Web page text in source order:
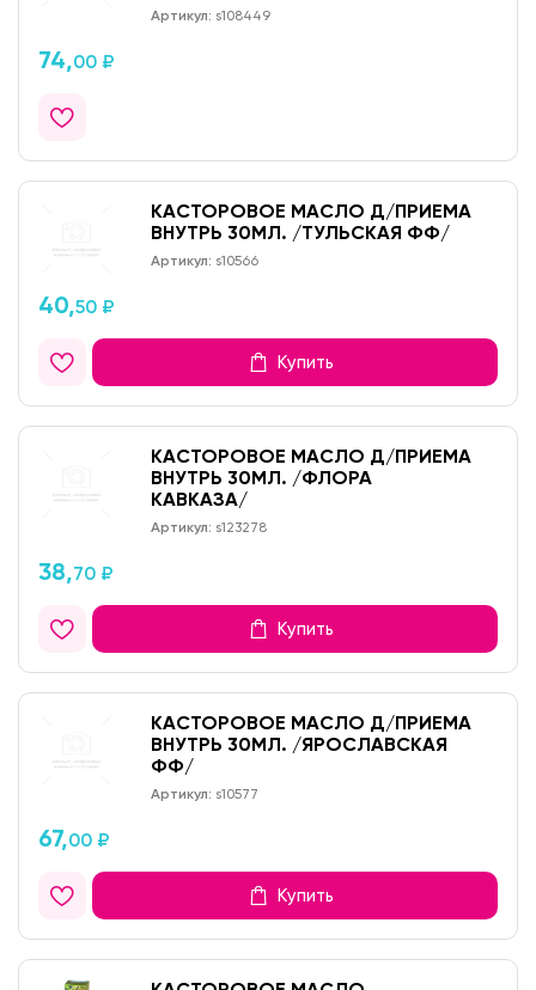
Артикул: s108449
74,00 ₽
КАСТОРОВОЕ МАСЛО Д/ПРИЕМА
ВНУТРЬ 30МЛ. /ТУЛЬСКАЯ ФФ/
Артикул: s10566
40,50 ₽
Купить
КАСТОРОВОЕ МАСЛО Д/ПРИЕМА
ВНУТРЬ 30МЛ. /ФЛОРА
КАВКАЗА/
Артикул: s123278
38,70 ₽
Купить
КАСТОРОВОЕ МАСЛО Д/ПРИЕМА
ВНУТРЬ 30МЛ. /ЯРОСЛАВСКАЯ
ФФ/
Артикул: s10577
67,00 ₽
Купить